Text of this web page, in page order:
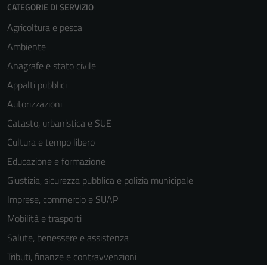
CATEGORIE DI SERVIZIO
Agricoltura e pesca
Ambiente
Anagrafe e stato civile
Appalti pubblici
Autorizzazioni
Catasto, urbanistica e SUE
Cultura e tempo libero
Educazione e formazione
Giustizia, sicurezza pubblica e polizia municipale
Imprese, commercio e SUAP
Mobilità e trasporti
Salute, benessere e assistenza
Tributi, finanze e contravvenzioni